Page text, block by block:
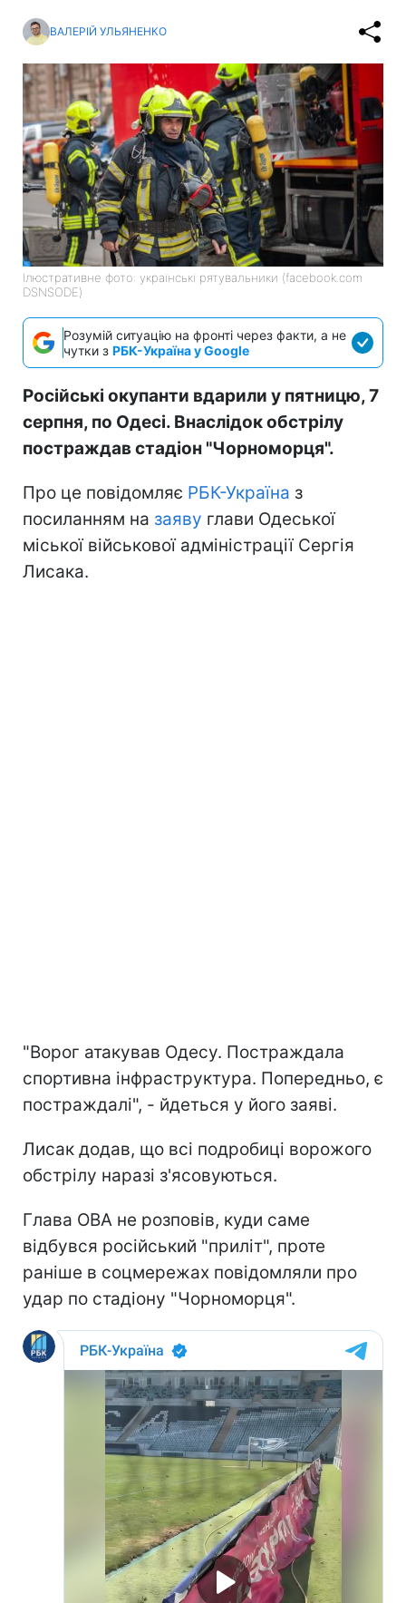
ВАЛЕРІЙ УЛЬЯНЕНКО
Ілюстративне фото: українські рятувальники (facebook.com
DSNSODE)
Розумій ситуацію на фронті через факти, а не
чутки з РБК-Україна у Google
Російські окупанти вдарили у пятницю, 7
серпня, по Одесі. Внаслідок обстрілу
постраждав стадіон "Чорноморця".
Про це повідомляє РБК-Україна з
посиланням на заяву глави Одеської
міської військової адміністрації Сергія
Лисака.
"Ворог атакував Одесу. Постраждала
спортивна інфраструктура. Попередньо, є
постраждалі", - йдеться у його заяві.
Лисак додав, що всі подробиці ворожого
обстрілу наразі з'ясовуються.
Глава ОВА не розповів, куди саме
відбувся російський "приліт", проте
раніше в соцмережах повідомляли про
удар по стадіону "Чорноморця".